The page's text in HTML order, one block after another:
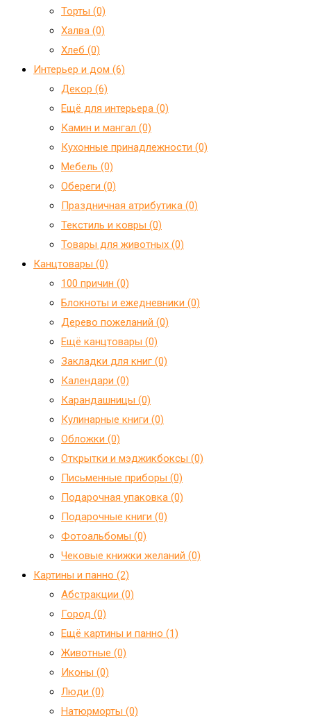
Торты (0)
Халва (0)
Хлеб (0)
Интерьер и дом (6)
Декор (6)
Ещё для интерьера (0)
Камин и мангал (0)
Кухонные принадлежности (0)
Мебель (0)
Обереги (0)
Праздничная атрибутика (0)
Текстиль и ковры (0)
Товары для животных (0)
Канцтовары (0)
100 причин (0)
Блокноты и ежедневники (0)
Дерево пожеланий (0)
Ещё канцтовары (0)
Закладки для книг (0)
Календари (0)
Карандашницы (0)
Кулинарные книги (0)
Обложки (0)
Открытки и мэджикбоксы (0)
Письменные приборы (0)
Подарочная упаковка (0)
Подарочные книги (0)
Фотоальбомы (0)
Чековые книжки желаний (0)
Картины и панно (2)
Абстракции (0)
Город (0)
Ещё картины и панно (1)
Животные (0)
Иконы (0)
Люди (0)
Натюрморты (0)